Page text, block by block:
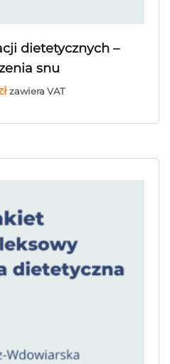
dietetycznych –
snu
zawiera VAT